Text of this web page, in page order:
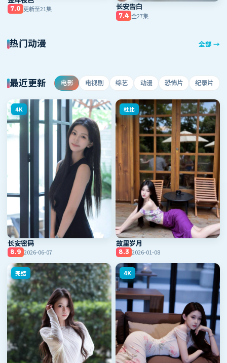
7.0 更新至21集 长安告白
7.4 全27集
热门动漫 全部 →
最近更新 电影 电视剧 综艺 动漫 恐怖片 纪录片
4K
长安密码
8.9 2026-06-07
杜比
故里岁月
8.3 2026-01-08
完结 4K